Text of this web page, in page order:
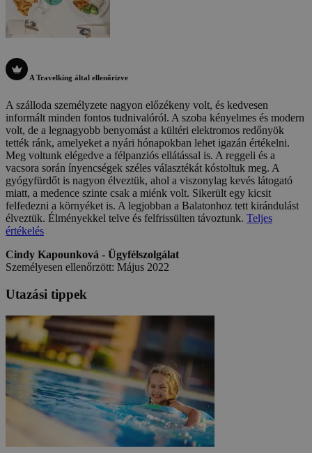
A Travelking által ellenőrizve
A szálloda személyzete nagyon előzékeny volt, és kedvesen
informált minden fontos tudnivalóról. A szoba kényelmes és modern
volt, de a legnagyobb benyomást a kültéri elektromos redőnyök
tették ránk, amelyeket a nyári hónapokban lehet igazán értékelni.
Meg voltunk elégedve a félpanziós ellátással is. A reggeli és a
vacsora során ínyencségek széles választékát kóstoltuk meg. A
gyógyfürdőt is nagyon élveztük, ahol a viszonylag kevés látogató
miatt, a medence szinte csak a miénk volt. Sikerült egy kicsit
felfedezni a környéket is. A legjobban a Balatonhoz tett kirándulást
élveztük. Élményekkel telve és felfrissülten távoztunk. Teljes
értékelés
Cindy Kapounková - Ügyfélszolgálat
Személyesen ellenőrzött: Május 2022
Utazási tippek